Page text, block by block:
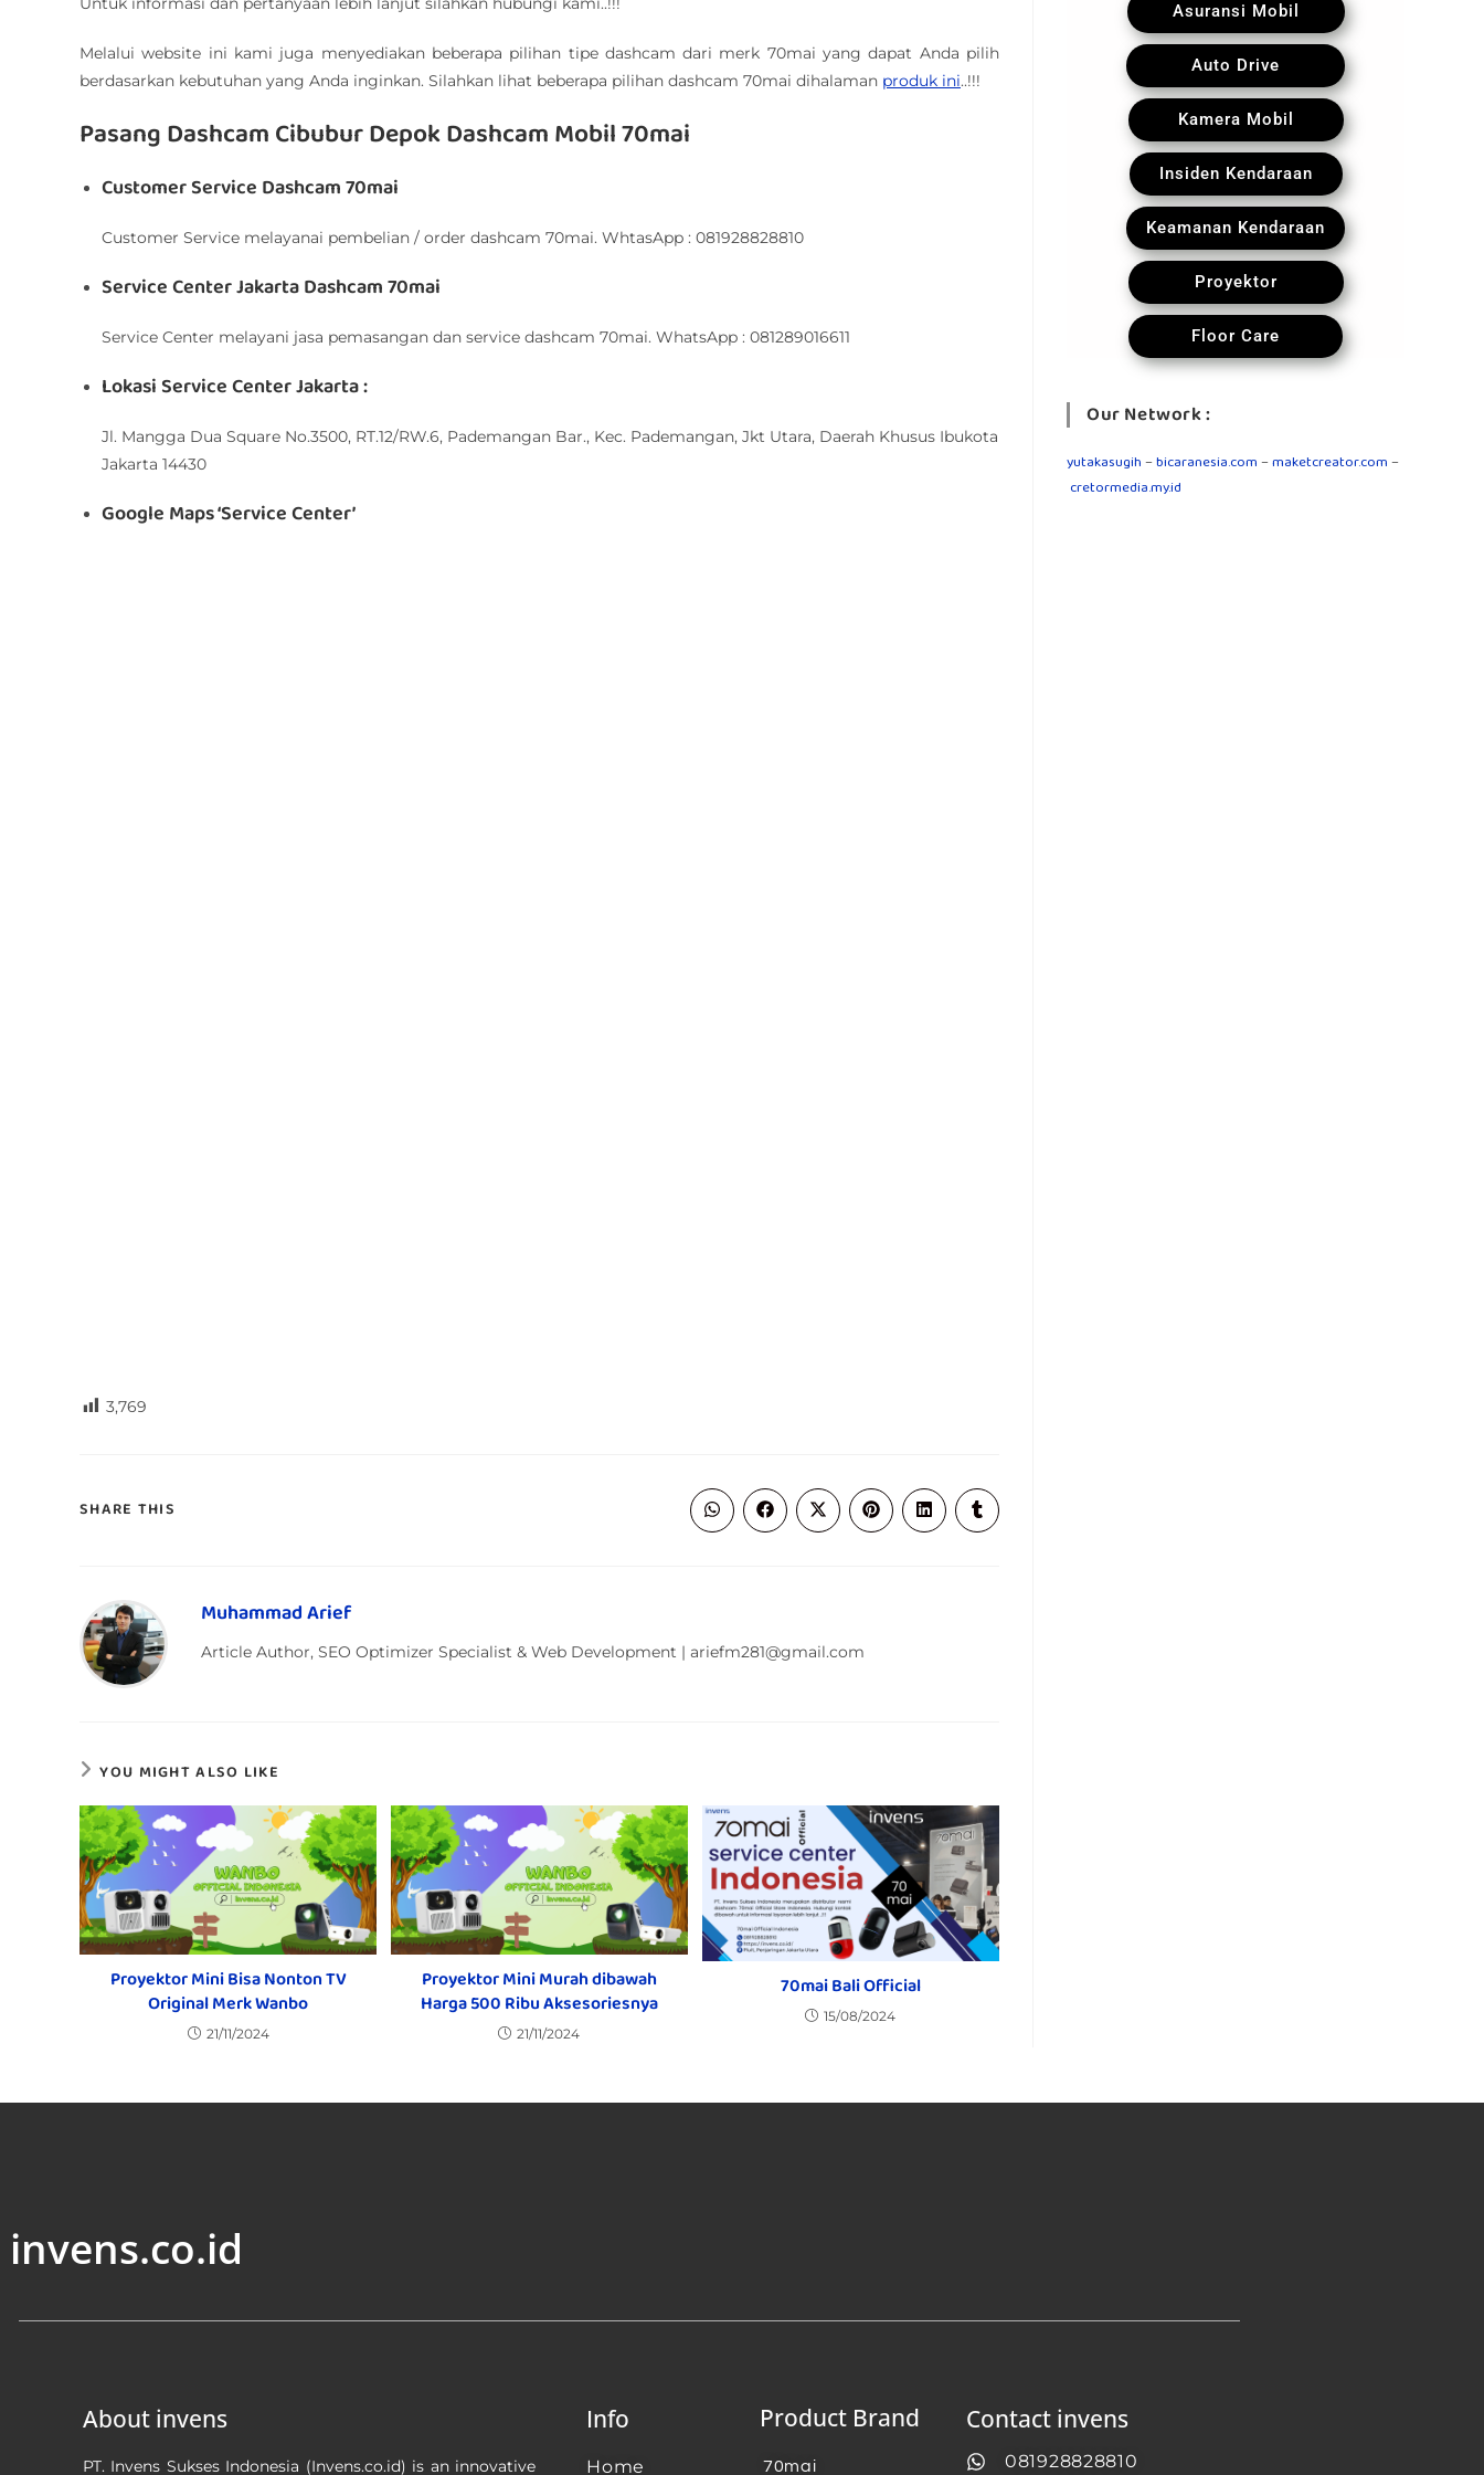
Melalui website ini kami juga menyediakan beberapa pilihan tipe dashcam dari merk 70mai yang dapat Anda pilih
berdasarkan kebutuhan yang Anda inginkan. Silahkan lihat beberapa pilihan dashcam 70mai dihalaman produk ini..!!!
Pasang Dashcam Cibubur Depok Dashcam Mobil 70mai
Customer Service Dashcam 70mai
Customer Service melayanai pembelian / order dashcam 70mai. WhtasApp : 081928828810
Service Center Jakarta Dashcam 70mai
Service Center melayani jasa pemasangan dan service dashcam 70mai. WhatsApp : 081289016611
Lokasi Service Center Jakarta :
Jl. Mangga Dua Square No.3500, RT.12/RW.6, Pademangan Bar., Kec. Pademangan, Jkt Utara, Daerah Khusus Ibukota
Jakarta 14430
Google Maps ‘Service Center’
3,769
SHARE THIS
Muhammad Arief
Article Author, SEO Optimizer Specialist & Web Development | ariefm281@gmail.com
YOU MIGHT ALSO LIKE
Proyektor Mini Bisa Nonton TV
Original Merk Wanbo
21/11/2024
Proyektor Mini Murah dibawah
Harga 500 Ribu Aksesoriesnya
21/11/2024
70mai Bali Official
15/08/2024
Asuransi Mobil
Auto Drive
Kamera Mobil
Insiden Kendaraan
Keamanan Kendaraan
Proyektor
Floor Care
Our Network :
yutakasugih–bicaranesia.com–maketcreator.com–
cretormedia.my.id
invens.co.id
About invens
PT. Invens Sukses Indonesia (Invens.co.id) is an innovative
Info
Home
Product Brand
70mai
Contact invens
081928828810